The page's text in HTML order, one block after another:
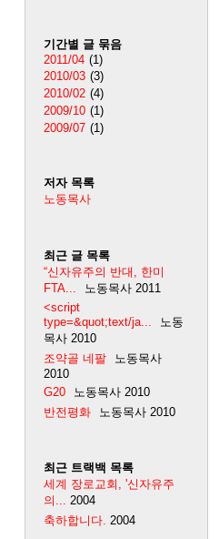
기간별 글 묶음
2011/04 (1)
2010/03 (3)
2010/02 (4)
2009/10 (1)
2009/07 (1)
저자 목록
노동목사
최근 글 목록
“신자유주의 반대, 한미
FTA...
노동목사 2011
<script
type=&quot;text/ja...
노동
목사 2010
조약골 네팔
노동목사
2010
G20
노동목사 2010
반전평화
노동목사 2010
최근 트랙백 목록
세계 장로교회, '신자유주
의... 2004
축하합니다. 2004